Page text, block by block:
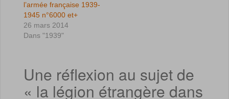
l’armée française 1939-
1945 n°6000 et+
26 mars 2014
Dans "1939"
Une réflexion au sujet de
« la légion étrangère dans